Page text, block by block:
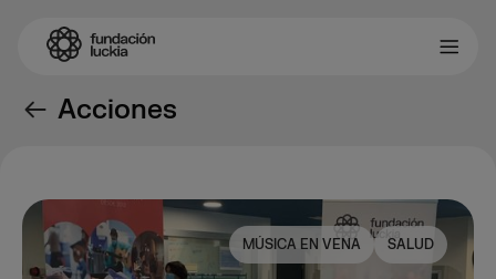
Acciones
MÚSICA EN VENA SALUD